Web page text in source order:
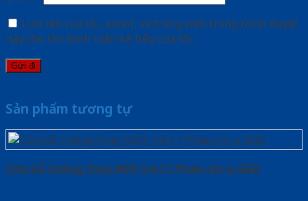
Lưu tên của tôi, email, và trang web trong trình duyệt
này cho lần bình luận kế tiếp của tôi.
Sản phẩm tương tự
Cửa Gỗ Chống Cháy MDF O4-C1 Phào chi-a-SGD